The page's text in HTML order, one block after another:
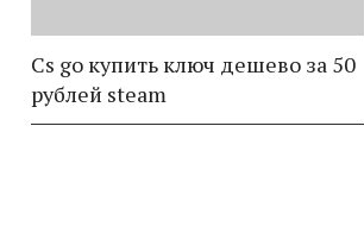
Cs go купить ключ дешево за 50
рублей steam